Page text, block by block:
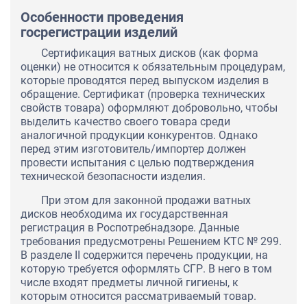
Особенности проведения
госрегистрации изделий
Сертификация ватных дисков (как форма
оценки) не относится к обязательным процедурам,
которые проводятся перед выпуском изделия в
обращение. Сертификат (проверка технических
свойств товара) оформляют добровольно, чтобы
выделить качество своего товара среди
аналогичной продукции конкурентов. Однако
перед этим изготовитель/импортер должен
провести испытания с целью подтверждения
технической безопасности изделия.
При этом для законной продажи ватных
дисков необходима их государственная
регистрация в Роспотребнадзоре. Данные
требования предусмотрены Решением КТС № 299.
В разделе II содержится перечень продукции, на
которую требуется оформлять СГР. В него в том
числе входят предметы личной гигиены, к
которым относится рассматриваемый товар.